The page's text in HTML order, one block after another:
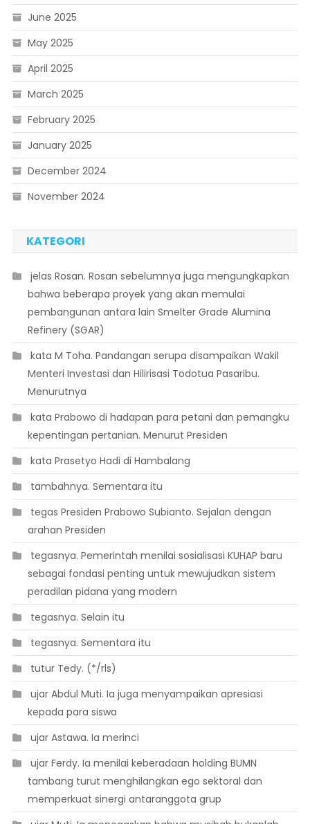
June 2025
May 2025
April 2025
March 2025
February 2025
January 2025
December 2024
November 2024
KATEGORI
 jelas Rosan. Rosan sebelumnya juga mengungkapkan
bahwa beberapa proyek yang akan memulai
pembangunan antara lain Smelter Grade Alumina
Refinery (SGAR)
 kata M Toha. Pandangan serupa disampaikan Wakil
Menteri Investasi dan Hilirisasi Todotua Pasaribu.
Menurutnya
 kata Prabowo di hadapan para petani dan pemangku
kepentingan pertanian. Menurut Presiden
 kata Prasetyo Hadi di Hambalang
 tambahnya. Sementara itu
 tegas Presiden Prabowo Subianto. Sejalan dengan
arahan Presiden
 tegasnya. Pemerintah menilai sosialisasi KUHAP baru
sebagai fondasi penting untuk mewujudkan sistem
peradilan pidana yang modern
 tegasnya. Selain itu
 tegasnya. Sementara itu
 tutur Tedy. (*/rls)
 ujar Abdul Muti. Ia juga menyampaikan apresiasi
kepada para siswa
 ujar Astawa. Ia merinci
 ujar Ferdy. Ia menilai keberadaan holding BUMN
tambang turut menghilangkan ego sektoral dan
memperkuat sinergi antaranggota grup